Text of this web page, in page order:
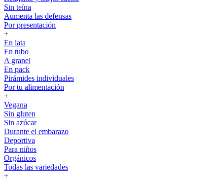
Sin teína
Aumenta las defensas
Por presentación
+
En lata
En tubo
A granel
En pack
Pirámides individuales
Por tu alimentación
+
Vegana
Sin gluten
Sin azúcar
Durante el embarazo
Deportiva
Para niños
Orgánicos
Todas las variedades
+